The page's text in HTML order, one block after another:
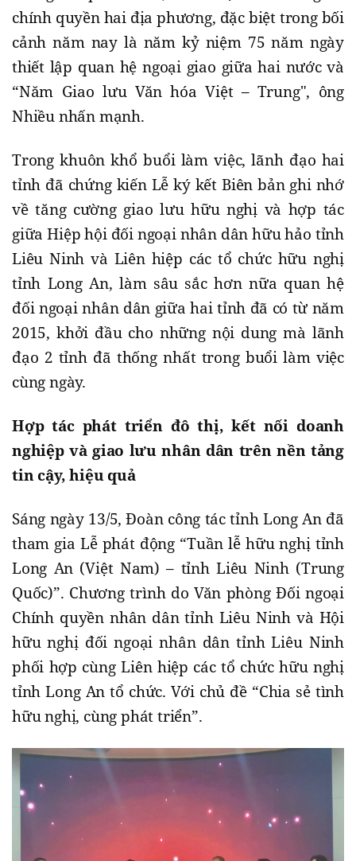
chính quyền hai địa phương, đặc biệt trong bối
cảnh năm nay là năm kỷ niệm 75 năm ngày
thiết lập quan hệ ngoại giao giữa hai nước và
“Năm Giao lưu Văn hóa Việt – Trung", ông
Nhiều nhấn mạnh.
Trong khuôn khổ buổi làm việc, lãnh đạo hai
tỉnh đã chứng kiến Lễ ký kết Biên bản ghi nhớ
về tăng cường giao lưu hữu nghị và hợp tác
giữa Hiệp hội đối ngoại nhân dân hữu hảo tỉnh
Liêu Ninh và Liên hiệp các tổ chức hữu nghị
tỉnh Long An, làm sâu sắc hơn nữa quan hệ
đối ngoại nhân dân giữa hai tỉnh đã có từ năm
2015, khởi đầu cho những nội dung mà lãnh
đạo 2 tỉnh đã thống nhất trong buổi làm việc
cùng ngày.
Hợp tác phát triển đô thị, kết nối doanh
nghiệp và giao lưu nhân dân trên nền tảng
tin cậy, hiệu quả
Sáng ngày 13/5, Đoàn công tác tỉnh Long An đã
tham gia Lễ phát động “Tuần lễ hữu nghị tỉnh
Long An (Việt Nam) – tỉnh Liêu Ninh (Trung
Quốc)”. Chương trình do Văn phòng Đối ngoại
Chính quyền nhân dân tỉnh Liêu Ninh và Hội
hữu nghị đối ngoại nhân dân tỉnh Liêu Ninh
phối hợp cùng Liên hiệp các tổ chức hữu nghị
tỉnh Long An tổ chức. Với chủ đề “Chia sẻ tình
hữu nghị, cùng phát triển”.